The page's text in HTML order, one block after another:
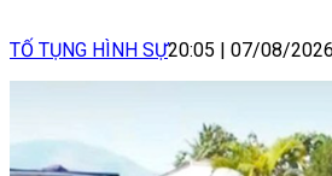
TỐ TỤNG HÌNH SỰ20:05 | 07/08/2026